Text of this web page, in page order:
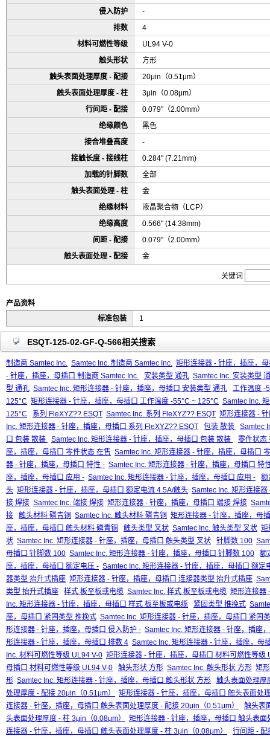
侵入防护
-
排数
4
材料可燃性等级
UL94 V-0
触头形状
方形
触头表面处理厚度 - 配接
20μin（0.51μm）
触头表面处理厚度 - 柱
3μin（0.08μm）
行间距 - 配接
0.079"（2.00mm）
绝缘颜色
黑色
接合堆叠高度
-
接触长度 - 接线柱
0.284" (7.21mm)
加载的针脚数
全部
触头表面处理 - 柱
金
绝缘材料
液晶聚合物（LCP）
绝缘高度
0.566" (14.38mm)
间距 - 配接
0.079"（2.00mm）
触头表面处理 - 配接
金
关键词
产品资料
标准包装
1
ESQT-125-02-GF-Q-566相关搜索
制造商 Samtec Inc. Samtec Inc. 制造商 Samtec Inc. 矩形连接器 - 针座，插座，
- 针座，插座，母插口 制造商 Samtec Inc.
安装类型 通孔 Samtec Inc. 安装类型
型 通孔 Samtec Inc. 矩形连接器 - 针座，插座，母插口 安装类型 通孔
工作温度 -
125°C 矩形连接器 - 针座，插座，母插口 工作温度 -55°C ~ 125°C Samtec Inc.
125°C
系列 FleXYZ?? ESQT Samtec Inc. 系列 FleXYZ?? ESQT 矩形连接器 -
Inc. 矩形连接器 - 针座，插座，母插口 系列 FleXYZ?? ESQT
包装 散装
Samtec
口 包装 散装
Samtec Inc. 矩形连接器 - 针座，插座，母插口 包装 散装
零件状态
座，插座，母插口 零件状态 在售 Samtec Inc. 矩形连接器 - 针座，插座，母插口
器 - 针座，插座，母插口 特性 - Samtec Inc. 矩形连接器 - 针座，插座，母插口 特
座，插座，母插口 应用 - Samtec Inc. 矩形连接器 - 针座，插座，母插口 应用 -
额
头 矩形连接器 - 针座，插座，母插口 额定电流 4.5A/触头 Samtec Inc. 矩形连接
接 焊接 Samtec Inc. 端接 焊接 矩形连接器 - 针座，插座，母插口 端接 焊接
接
触头材料 磷青铜 Samtec Inc. 触头材料 磷青铜 矩形连接器 - 针座，插座，母
座，插座，母插口 触头材料 磷青铜
触头类型 叉状 Samtec Inc. 触头类型 叉状 矩
状 Samtec Inc. 矩形连接器 - 针座，插座，母插口 触头类型 叉状 针脚数 100
母插口 针脚数 100 Samtec Inc. 矩形连接器 - 针座，插座，母插口 针脚数 100
额
座，插座，母插口 额定电压 - Samtec Inc. 矩形连接器 - 针座，插座，母插口 额定
器类型 抬升式插座 矩形连接器 - 针座，插座，母插口 连接器类型 抬升式插座
类型 抬升式插座
样式 板至板或电缆 Samtec Inc. 样式 板至板或电缆 矩形连接器
Inc. 矩形连接器 - 针座，插座，母插口 样式 板至板或电缆
紧固类型 推挽式
座，母插口 紧固类型 推挽式 Samtec Inc. 矩形连接器 - 针座，插座，母插口 紧固
形连接器 - 针座，插座，母插口 侵入防护 - Samtec Inc. 矩形连接器 - 针座，插座
形连接器 - 针座，插座，母插口 排数 4 Samtec Inc. 矩形连接器 - 针座，插座，母
Inc. 材料可燃性等级 UL94 V-0 矩形连接器 - 针座，插座，母插口 材料可燃性等级
母插口 材料可燃性等级 UL94 V-0
触头形状 方形 Samtec Inc. 触头形状 方形 矩
形 Samtec Inc. 矩形连接器 - 针座，插座，母插口 触头形状 方形
触头表面处理厚
处理厚度 - 配接 20μin（0.51μm）
矩形连接器 - 针座，插座，母插口 触头表面处
连接器 - 针座，插座，母插口 触头表面处理厚度 - 配接 20μin（0.51μm）
触头表
头表面处理厚度 - 柱 3μin（0.08μm）
矩形连接器 - 针座，插座，母插口 触头表
连接器 - 针座，插座，母插口 触头表面处理厚度 - 柱 3μin（0.08μm）
行间距 -